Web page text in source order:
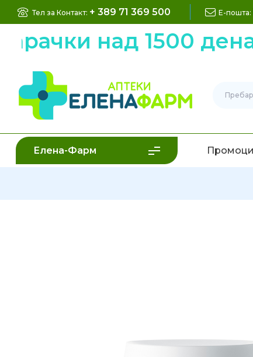
Тел за Контакт: + 389 71 369 500 Е-пошта:
над 1500
Елена-Фарм